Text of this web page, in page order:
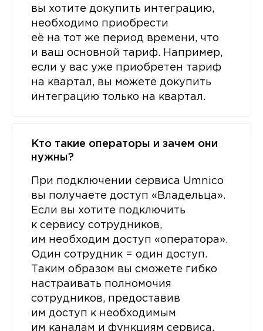
вы хотите докупить интеграцию,
необходимо приобрести
её на тот же период времени, что
и ваш основной тариф. Например,
если у вас уже приобретен тариф
на квартал, вы можете докупить
интеграцию только на квартал.
Кто такие операторы и зачем они
нужны?
При подключении сервиса Umnico
вы получаете доступ «Владельца».
Если вы хотите подключить
к сервису сотрудников,
им необходим доступ «оператора».
Один сотрудник = один доступ.
Таким образом вы сможете гибко
настраивать полномочия
сотрудников, предоставив
им доступ к необходимым
им каналам и функциям сервиса,